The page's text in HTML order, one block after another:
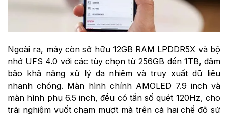
Ngoài ra, máy còn sở hữu 12GB RAM LPDDR5X và bộ
nhớ UFS 4.0 với các tùy chọn từ 256GB đến 1TB, đảm
bảo khả năng xử lý đa nhiệm và truy xuất dữ liệu
nhanh chóng. Màn hình chính AMOLED 7.9 inch và
màn hình phụ 6.5 inch, đều có tần số quét 120Hz, cho
trải nghiệm vuốt chạm mượt mà trên cả hai chế độ sử